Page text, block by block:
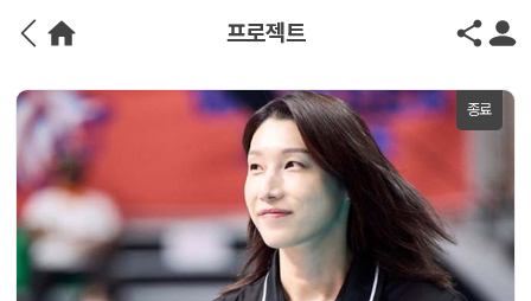
프로젝트
종료